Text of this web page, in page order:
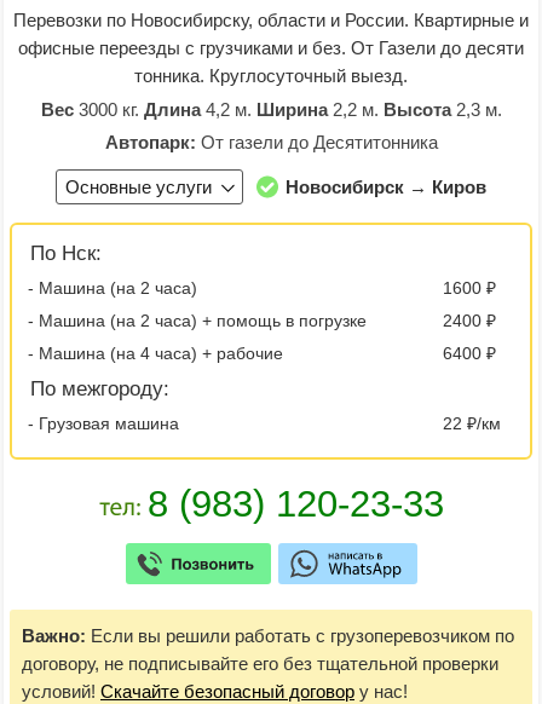
Перевозки по Новосибирску, области и России. Квартирные и
офисные переезды с грузчиками и без. От Газели до десяти
тонника. Круглосуточный выезд.
Вес3000 кг. Длина4,2 м. Ширина2,2 м. Высота2,3 м.
Автопарк: От газели до Десятитонника
Основные услуги Новосибирск → Киров
По Нск:
- Машина (на 2 часа)
1600 ₽
- Машина (на 2 часа) + помощь в погрузке
2400 ₽
- Машина (на 4 часа) + рабочие
6400 ₽
По межгороду:
- Грузовая машина 22 ₽/км
Важно: Если вы решили работать с грузоперевозчиком по
договору, не подписывайте его без тщательной проверки
условий! Скачайте безопасный договор у нас!